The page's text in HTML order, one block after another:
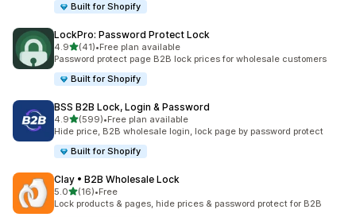
Built for Shopify
LockPro: Password Protect Lock
4.95つ星中
(41)
合計レビュー数：41件
•Free plan available
Password protect page B2B lock prices for wholesale customers
Built for Shopify
BSS B2B Lock, Login & Password
4.95つ星中
(599)
合計レビュー数：599件
•Free plan available
Hide price, B2B wholesale login, lock page by password protect
Built for Shopify
Clay • B2B Wholesale Lock
5.05つ星中
(16)
合計レビュー数：16件
•Free
Lock products & pages, hide prices & password protect for B2B